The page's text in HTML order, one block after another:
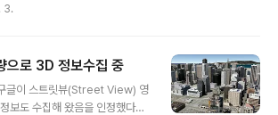
촬영하고 있다는 소식을 들으셨
스 파리에 스트릿뷰가 등장했네
몇몇 군데만 보여드리겠습니다.
펠탑의 모습입니다. 직접 보시
3.
으로 3D 정보수집 중
글이 스트릿뷰(Street View) 영
보도 수집해 왔음을 인정했다고